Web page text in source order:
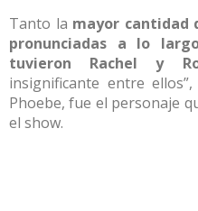
Tanto la mayor cantidad
pronunciadas a lo
tuvieron Rachel y
insignificante entre
Phoebe, fue el personaje
el show.